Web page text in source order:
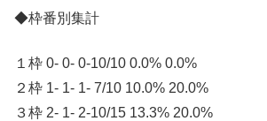
◆枠番別集計
１枠 0- 0- 0-10/10 0.0% 0.0%
２枠 1- 1- 1- 7/10 10.0% 20.0%
３枠 2- 1- 2-10/15 13.3% 20.0%